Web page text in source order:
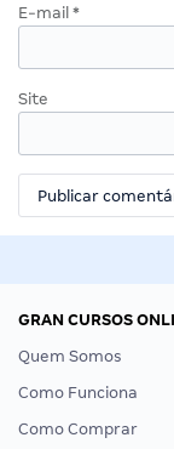
E-mail *
Site
GRAN CURSOS
Quem Somos
Como Funciona
Como Comprar